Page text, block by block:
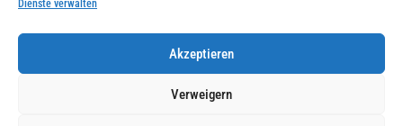
Dienste verwalten
Akzeptieren
Verweigern
LifeRacer / KissMyWheels © 2026 Alle Rechte vorbehalten